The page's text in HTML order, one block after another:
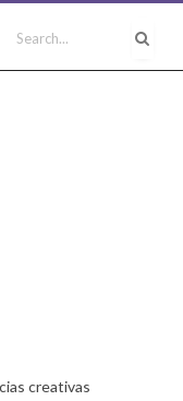
creativas